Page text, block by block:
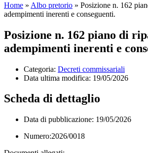
Home » Albo pretorio » Posizione n. 162
adempimenti inerenti e conseguenti.
Posizione n. 162 piano di
adempimenti inerenti e
Categoria: Decreti commissariali
Data ultima modifica: 19/05/2026
Scheda di dettaglio
Data di pubblicazione: 19/05/2026
Numero:2026/0018